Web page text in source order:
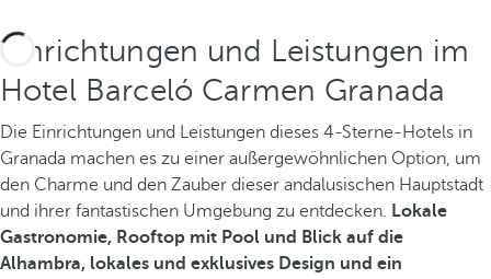
Einrichtungen und Leistungen im
Hotel Barceló Carmen Granada
Die Einrichtungen und Leistungen dieses 4-Sterne-Hotels in
Granada machen es zu einer außergewöhnlichen Option, um
den Charme und den Zauber dieser andalusischen Hauptstadt
und ihrer fantastischen Umgebung zu entdecken. Lokale
Gastronomie, Rooftop mit Pool und Blick auf die
Alhambra, lokales und exklusives Design und ein